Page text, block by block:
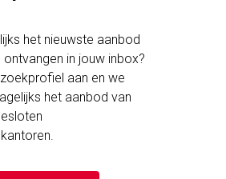
het nieuwste aanbod
ontvangen in jouw inbox?
aan en we
het aanbod van